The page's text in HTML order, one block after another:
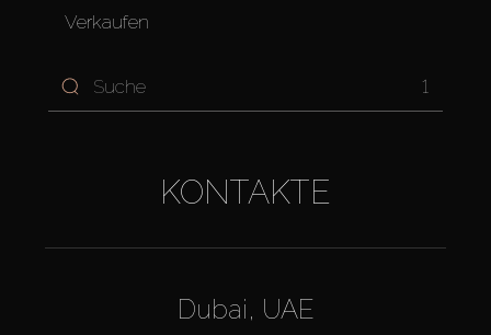
Verkaufen
1
KONTAKTE
Dubai, UAE